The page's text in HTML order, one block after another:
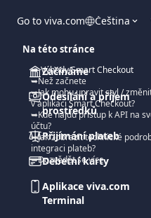
Go to viva.com Čeština
Začínáme
Odesílání a příjem
prostředků
Přijímání plateb
Debetní karty
Aplikace viva.com
Terminal
Na této stránce
➡️ Výhody Smart Checkout
➥Než začnete
➥Jak mohu upravit styl /
v aplikaci Smart Checkout?
➥Kde najdu přístup k API na
účtu?
➥Jak zobrazit technické
integraci plateb?
➥Dozvědět se více